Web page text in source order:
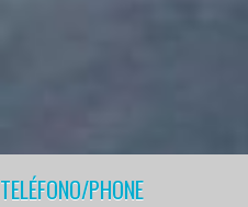
TELÉFONO/PHONE